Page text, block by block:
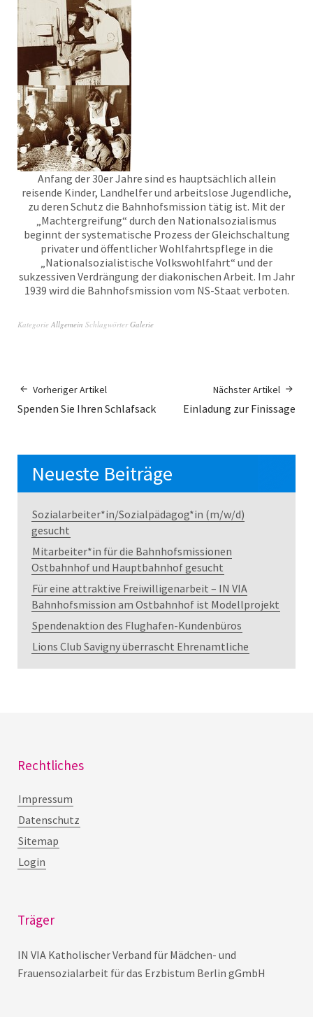
Anfang der 30er Jahre sind es hauptsächlich allein
reisende Kinder, Landhelfer und arbeitslose Jugendliche,
zu deren Schutz die Bahnhofsmission tätig ist. Mit der
„Machtergreifung“ durch den Nationalsozialismus
beginnt der systematische Prozess der Gleichschaltung
privater und öffentlicher Wohlfahrtspflege in die
„Nationalsozialistische Volkswohlfahrt“ und der
sukzessiven Verdrängung der diakonischen Arbeit. Im Jahr
1939 wird die Bahnhofsmission vom NS-Staat verboten.
Kategorie Allgemein SchlagwörterGalerie
Vorheriger Artikel
Spenden Sie Ihren Schlafsack
Nächster Artikel
Einladung zur Finissage
Neueste Beiträge
Sozialarbeiter*in/Sozialpädagog*in (m/w/d)
gesucht
Mitarbeiter*in für die Bahnhofsmissionen
Ostbahnhof und Hauptbahnhof gesucht
Für eine attraktive Freiwilligenarbeit – IN VIA
Bahnhofsmission am Ostbahnhof ist Modellprojekt
Spendenaktion des Flughafen-Kundenbüros
Lions Club Savigny überrascht Ehrenamtliche
Rechtliches
Impressum
Datenschutz
Sitemap
Login
Träger
IN VIA Katholischer Verband für Mädchen- und
Frauensozialarbeit für das Erzbistum Berlin gGmbH